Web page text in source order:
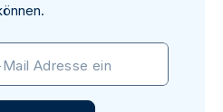
Adresse ein